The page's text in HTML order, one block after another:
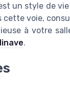
un style de
voie,
à votre
.